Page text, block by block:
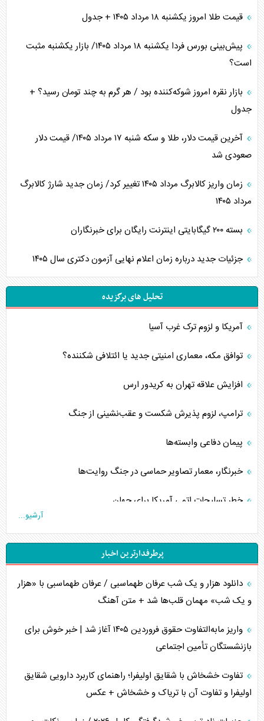
قیمت طلا امروز یکشنبه ۱۸ مرداد ۱۴۰۵ + جدول
پیش‌بینی بورس فردا یکشنبه ۱۸ مرداد ۱۴۰۵/ بازار یکشنبه مثبت
است؟
بازار نقره امروز شوکه‌کننده بود / هر گرم به چند تومان رسید؟ +
جدول
آخرین قیمت دلار، طلا و سکه شنبه ۱۷ مرداد ۱۴۰۵/ قیمت دلار
صعودی شد
زمان واریز کالابرگ مرداد ۱۴۰۵ تغییر کرد/ زمان جدید شارژ کالابرگ
مرداد ۱۴۰۵
بسته ۲۰۰ گیگابایتی اینترنت رایگان برای خبرنگاران
جزئیات جدید درباره زمان اعلام نهایی آزمون دکتری سال ۱۴۰۵
تحلیل های برگزیده
آمریکا و لزوم ترک غرب آسیا
توافق مکه، معماری امنیتی جدید یا ائتلافی شکننده؟
افزایش علاقه تهران به کریدور ارس
ترامپ، لزوم پذیرش شکست و عقب‌نشینی از جنگ
پیمان دفاعی‌ وابسته‌ها
خبرنگار، معمار تصاویر حماسی در جنگ روایت‌ها
خطر تسلیحات اتمی آمریکا برای جهان
چگونه عربستان برابر ایران دچار خطای محاسباتی شد؟
جاده ابریشم فضایی/ نفوذ راهبردی و فرازمینی چین
انصارالله و تثبیت معادله «محاصره برابر محاصره»
مصالحه نافرجام سعودی – اماراتی
محدودیت صادرات نفت عربستان
آرشیو...
پرطرفدارترین اخبار
دانلود هزار و یک شب عرفان طهماسبی / عرفان طهماسبی با «هزار
و یک شب» مهمان قلب‌ها شد + متن آهنگ
واریز مابه‌التفاوت حقوق فروردین ۱۴۰۵ آغاز شد | خبر خوش برای
بازنشستگان تأمین اجتماعی
تفاوت خشخاش با شقایق اولیفرا؛ راهنمای کاربرد دارویی شقایق
اولیفرا و تفاوت آن با تریاک و خشخاش + عکس